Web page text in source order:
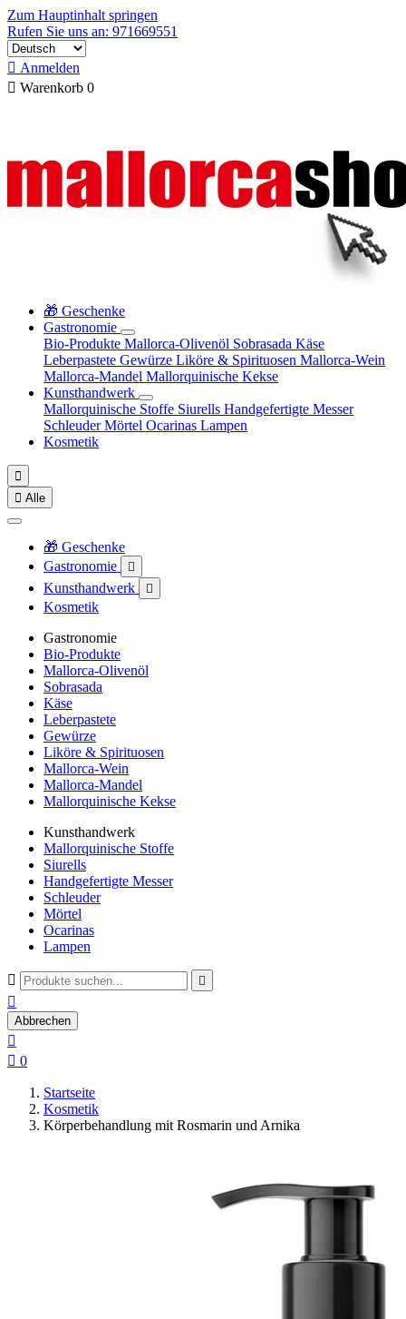
Zum Hauptinhalt springen
Rufen Sie uns an: 971669551
 Anmelden
 Warenkorb 0
🎁 Geschenke
Gastronomie
Bio-Produkte Mallorca-Olivenöl Sobrasada Käse
Leberpastete Gewürze Liköre & Spirituosen Mallorca-Wein
Mallorca-Mandel Mallorquinische Kekse
Kunsthandwerk
Mallorquinische Stoffe Siurells Handgefertigte Messer
SchleuderMörtel Ocarinas Lampen
Kosmetik

 Alle
🎁 Geschenke
Gastronomie

Kunsthandwerk 
Kosmetik
Gastronomie
Bio-Produkte
Mallorca-Olivenöl
Sobrasada
Käse
Leberpastete
Gewürze
Liköre & Spirituosen
Mallorca-Wein
Mallorca-Mandel
Mallorquinische Kekse
Kunsthandwerk
Mallorquinische Stoffe
Siurells
Handgefertigte Messer
Schleuder
Mörtel
Ocarinas
Lampen
 

Abbrechen

 0
Startseite
Kosmetik
Körperbehandlung mit Rosmarin und Arnika